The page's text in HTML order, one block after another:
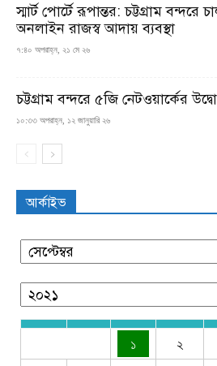
স্মার্ট পোর্টে রূপান্তর: চট্টগ্রাম
অনলাইন রাজস্ব আদায় ব্যবস্থা
৭:৪০ অপরাহ্ন, ২১ মে ২৬
চট্টগ্রাম বন্দরে ৫জি নেটওয়ার্কের
১০:৩৩ অপরাহ্ন, ১২ জানুয়ারি ২৬
আর্কাইভ
১ ২